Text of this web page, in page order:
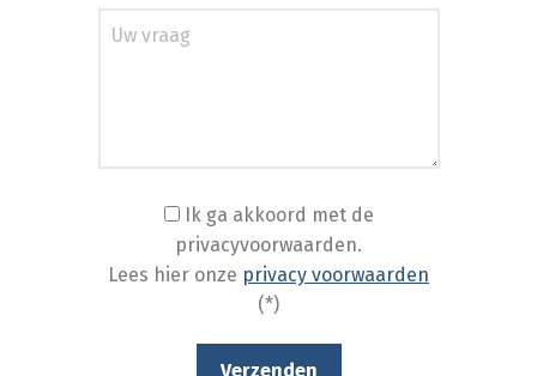
Ik ga akkoord met de
privacyvoorwaarden.
Lees hier onze privacy voorwaarden
(*)